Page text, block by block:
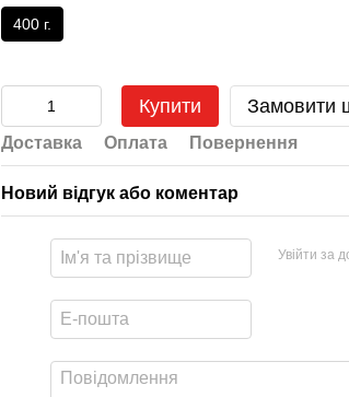
400 г.
Купити Замовити
Доставка Оплата Повернення
Новий відгук або коментар
Увійти за